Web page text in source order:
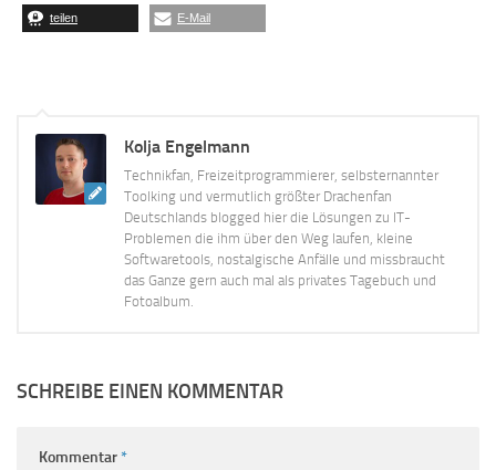
teilen E-Mail
Kolja Engelmann
Technikfan, Freizeitprogrammierer, selbsternannter
Toolking und vermutlich größter Drachenfan
Deutschlands blogged hier die Lösungen zu IT-
Problemen die ihm über den Weg laufen, kleine
Softwaretools, nostalgische Anfälle und missbraucht
das Ganze gern auch mal als privates Tagebuch und
Fotoalbum.
SCHREIBE EINEN KOMMENTAR
Kommentar*